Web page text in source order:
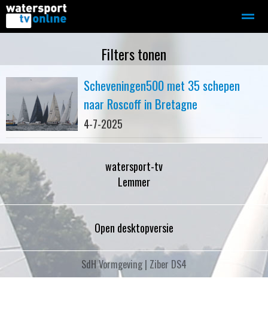
Motorboot-sloep Adverteren
Home
Filters tonen
Scheveningen500 met 35 schepen
naar Roscoff in Bretagne
4-7-2025
watersport-tv
Lemmer
Open desktopversie
SdH Vormgeving | Ziber DS4